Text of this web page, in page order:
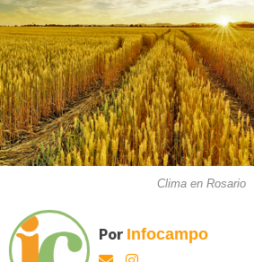
Clima en Rosario
Por Infocampo